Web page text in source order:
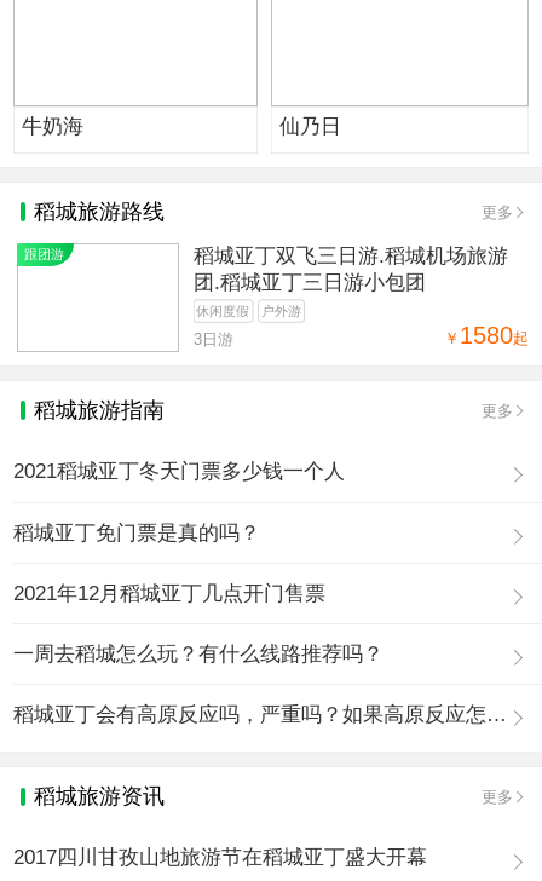
牛奶海 仙乃日
稻城旅游路线 更多
跟团游
稻城亚丁双飞三日游.稻城机场旅游
团.稻城亚丁三日游小包团
休闲度假 户外游
￥ 1580起
3日游
稻城旅游指南 更多
2021稻城亚丁冬天门票多少钱一个人
稻城亚丁免门票是真的吗？
2021年12月稻城亚丁几点开门售票
一周去稻城怎么玩？有什么线路推荐吗？
稻城亚丁会有高原反应吗，严重吗？如果高原反应怎么办？
稻城旅游资讯 更多
2017四川甘孜山地旅游节在稻城亚丁盛大开幕